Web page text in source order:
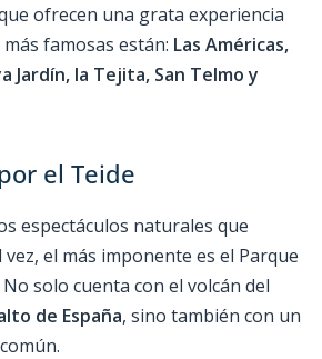
ofrecen una grata experiencia
famosas están: Las Américas,
Jardín, la Tejita, San Telmo y
el Teide
espectáculos naturales que
el más imponente es el Parque
solo cuenta con el volcán del
de España, sino también con un